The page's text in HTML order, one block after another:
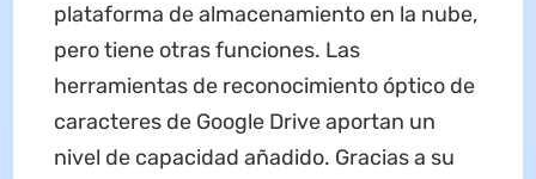
plataforma de almacenamiento en la nube,
pero tiene otras funciones. Las
herramientas de reconocimiento óptico de
caracteres de Google Drive aportan un
nivel de capacidad añadido. Gracias a su